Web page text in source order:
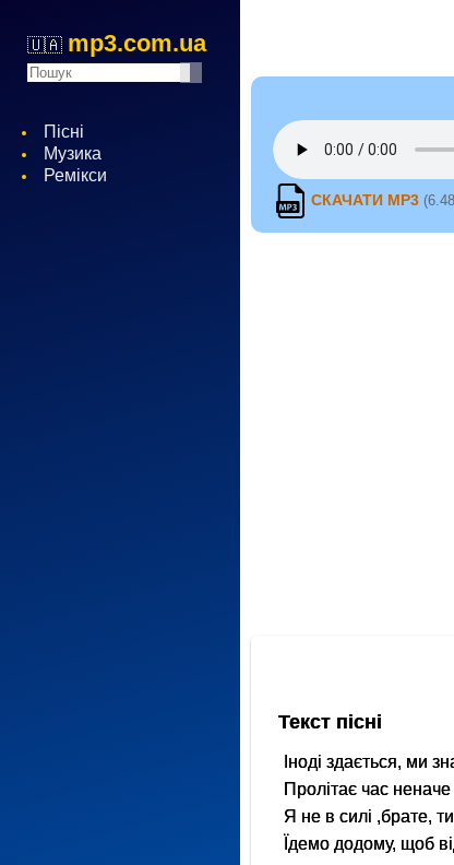
🇺🇦 mp3.com.ua
Пісні
Музика
Ремікси
СКАЧАТИ MP3
Текст пісні
Іноді здається, ми
Пролітає час неначе
Я не в силі ,брате,
Їдемо додому, щоб